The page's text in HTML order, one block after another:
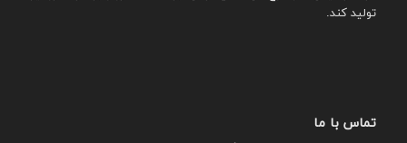
تولید کند.
تماس با ما